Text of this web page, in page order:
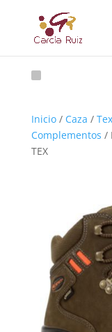
Inicio/ Caza /
Complementos /
TEX